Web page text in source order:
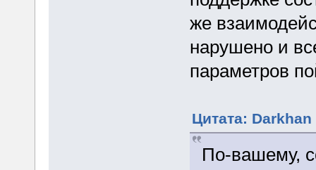
же
нарушено и
параметров
Цитата:
По-вашему,